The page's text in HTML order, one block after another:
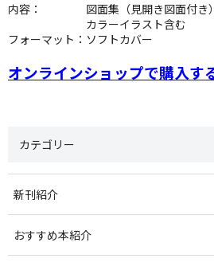
内容： 図面集（見開き図面付き）
カラーイラスト含む
フォーマット：ソフトカバー
オンラインショップで購入す
カテゴリー
新刊紹介
おすすめ本紹介